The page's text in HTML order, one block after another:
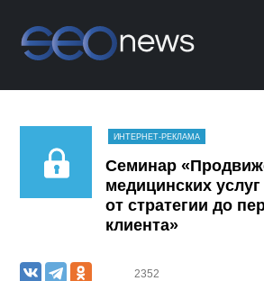
ИНТЕРНЕТ-РЕКЛАМА
Семинар
медицинских
от стратегии до
клиента»
2352